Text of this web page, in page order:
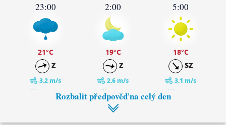
23:00
21°C
Z
3.2 m/s
0.8 mm
2:00
19°C
Z
2.6 m/s
0 mm
5:00
18°C
SZ
3.1 m/s
Rozbalit předpověď na celý den